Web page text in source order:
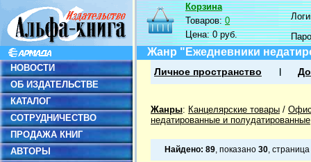
НОВОСТИ
ОБ ИЗДАТЕЛЬСТВЕ
КАТАЛОГ
СОТРУДНИЧЕСТВО
ПРОДАЖА КНИГ
АВТОРЫ
Корзина
Товаров:0
Цена:0 руб.
Жанр "Ежедневники
Личное пространство
Жанры: Канцелярские товары /
недатированные и полудатированные
Найдено: 89, показано 30, страница